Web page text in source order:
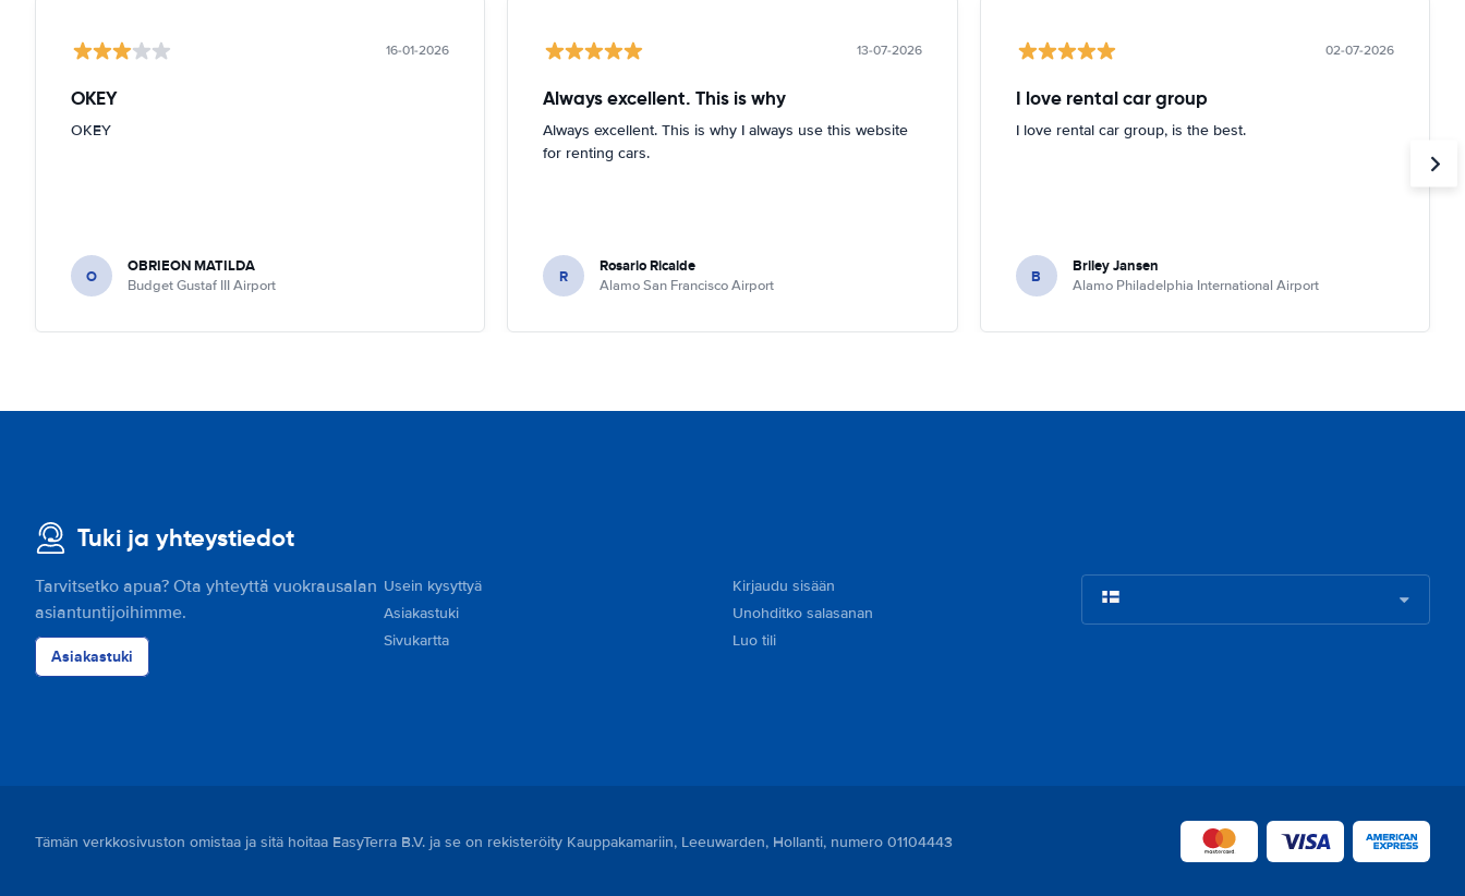
16-01-2026
OKEY
OKEY
O OBRIEON MATILDA
Budget Gustaf III Airport
13-07-2026
Always excellent. This is why
Always excellent. This is why I always use this website
for renting cars.
R Rosario Ricalde
Alamo San Francisco Airport
02-07-2026
I love rental car group
I love rental car group, is the best.
B Briley Jansen
Alamo Philadelphia International Airport
Tuki ja yhteystiedot
Tarvitsetko apua? Ota yhteyttä vuokrausalan
asiantuntijoihimme.
Asiakastuki
Usein kysyttyä
Asiakastuki
Sivukartta
Kirjaudu sisään
Unohditko salasanan
Luo tili
Tämän verkkosivuston omistaa ja sitä hoitaa EasyTerra B.V. ja se on rekisteröity Kauppakamariin, Leeuwarden, Hollanti, numero 01104443